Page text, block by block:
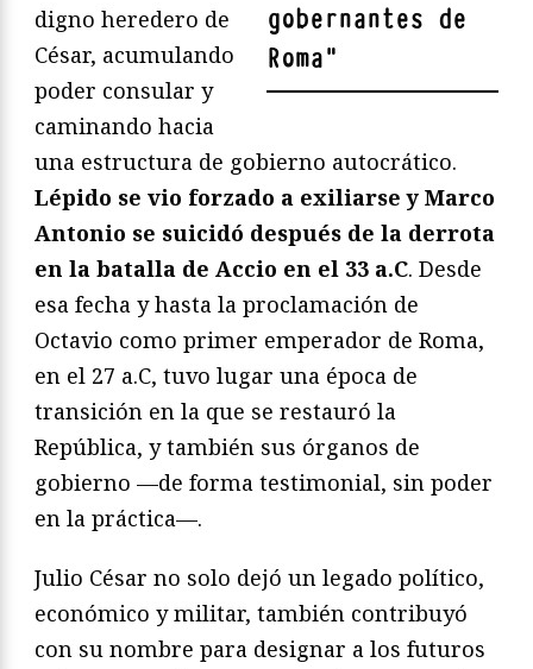
gobernantes de
Roma"
digno heredero de
César, acumulando
poder consular y
caminando hacia
una estructura de gobierno autocrático.
Lépido se vio forzado a exiliarse y Marco
Antonio se suicidó después de la derrota
en la batalla de Accio en el 33 a.C. Desde
esa fecha y hasta la proclamación de
Octavio como primer emperador de Roma,
en el 27 a.C, tuvo lugar una época de
transición en la que se restauró la
República, y también sus órganos de
gobierno —de forma testimonial, sin poder
en la práctica—.
Julio César no solo dejó un legado político,
económico y militar, también contribuyó
con su nombre para designar a los futuros